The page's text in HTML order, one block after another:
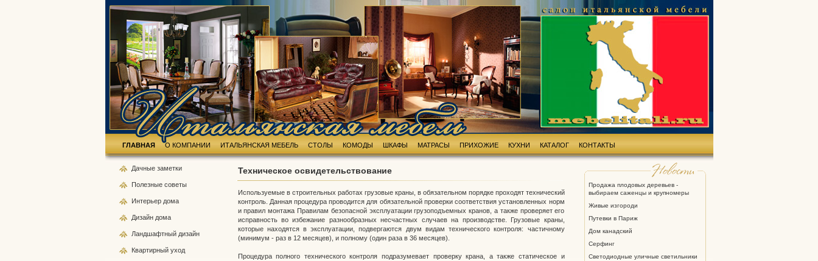
Техническое освидетельствование
Используемые в строительных работах грузовые краны, в обязательном порядке проходят технический
контроль. Данная процедура проводится для обязательной проверки соответствия установленных норм
и правил монтажа Правилам безопасной эксплуатации грузоподъемных кранов, а также проверяет его
исправность во избежание разнообразных несчастных случаев на производстве. Грузовые краны,
которые находятся в эксплуатации, подвергаются двум видам технического контроля: частичному
(минимум - раз в 12 месяцев), и полному (один раза в 36 месяцев).
Процедура полного технического контроля подразумевает проверку крана, а также статическое и
Дачные заметки
Полезные советы
Интерьер дома
Дизайн дома
Ландшафтный дизайн
Квартирный уход
Продажа плодовых деревьев -
выбираем саженцы и крупномеры
Живые изгороди
Путевки в Париж
Дом канадский
Серфинг
Светодиодные уличные светильники
ГЛАВНАЯ О КОМПАНИИ ИТАЛЬЯНСКАЯ МЕБЕЛЬ СТОЛЫ КОМОДЫ ШКАФЫ МАТРАСЫ ПРИХОЖИЕ КУХНИ КАТАЛОГ КОНТАКТЫ